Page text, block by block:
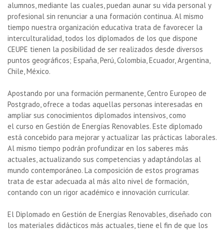
alumnos, mediante las cuales, puedan aunar su vida personal y
profesional sin renunciar a una formación continua. Al mismo
tiempo nuestra organización educativa trata de favorecer la
interculturalidad, todos los diplomados de los que dispone
CEUPE tienen la posibilidad de ser realizados desde diversos
puntos geográficos; España, Perú, Colombia, Ecuador, Argentina,
Chile, México.
Apostando por una formación permanente, Centro Europeo de
Postgrado, ofrece a todas aquellas personas interesadas en
ampliar sus conocimientos diplomados intensivos, como
el curso en Gestión de Energías Renovables. Este diplomado
está concebido para mejorar y actualizar las prácticas laborales.
Al mismo tiempo podrán profundizar en los saberes más
actuales, actualizando sus competencias y adaptándolas al
mundo contemporáneo. La composición de estos programas
trata de estar adecuada al más alto nivel de formación,
contando con un rigor académico e innovación curricular.
El Diplomado en Gestión de Energías Renovables, diseñado con
los materiales didácticos más actuales, tiene el fin de que los